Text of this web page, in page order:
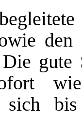
den
gute
sich